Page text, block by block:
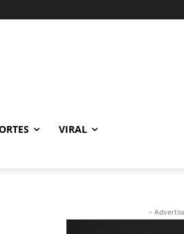
VIRAL
-